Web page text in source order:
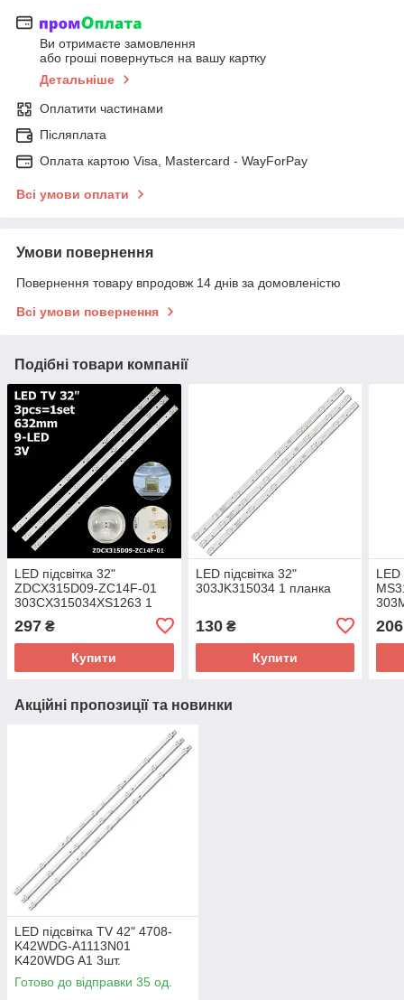
Ви отримаєте замовлення
або гроші повернуться на вашу картку
Детальніше
Оплатити частинами
Післяплата
Оплата картою Visa, Mastercard - WayForPay
Всі умови оплати
Умови повернення
Повернення товару впродовж 14 днів за домовленістю
Всі умови повернення
Подібні товари компанії
LED підсвітка 32"
ZDCX315D09-ZC14F-01
303CX315034XS1263 1
297 ₴
Купити
LED підсвітка 32"
303JK315034 1 планка
130₴
Купити
LED
206
Акційні пропозиції та новинки
LED підсвітка TV 42" 4708-
K42WDG-A1113N01
K420WDG A1 3шт.
Готово до відправки 35 од.